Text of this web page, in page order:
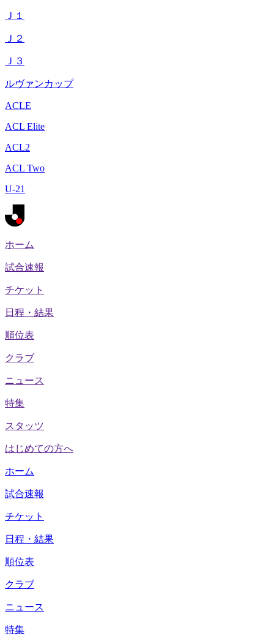
Ｊ１
Ｊ２
Ｊ３
ルヴァンカップ
ACLE
ACL Elite
ACL2
ACL Two
U-21
ホーム
試合速報
チケット
日程・結果
順位表
クラブ
ニュース
特集
スタッツ
はじめての方へ
ホーム
試合速報
チケット
日程・結果
順位表
クラブ
ニュース
特集